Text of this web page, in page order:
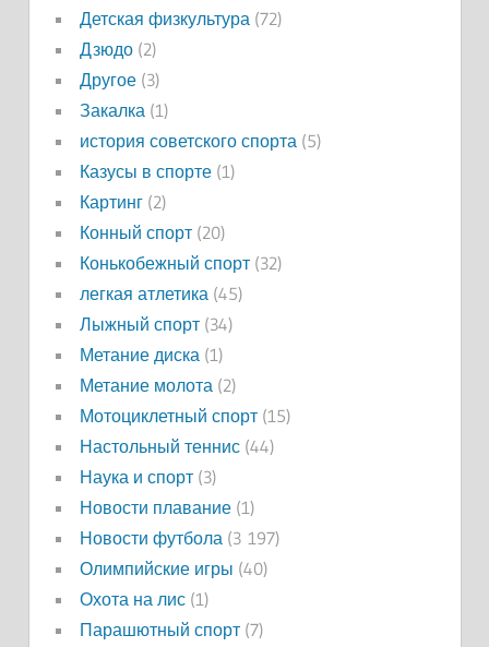
Детская физкультура (72)
Дзюдо(2)
Другое(3)
Закалка (1)
история советского спорта (5)
Казусы в спорте(1)
Картинг(2)
Конный спорт(20)
Конькобежный спорт(32)
легкая атлетика (45)
Лыжный спорт(34)
Метание диска (1)
Метание молота (2)
Мотоциклетный спорт(15)
Настольный теннис(44)
Наука и спорт(3)
Новости плавание(1)
Новости футбола (3 197)
Олимпийские игры (40)
Охота на лис(1)
Парашютный спорт(7)